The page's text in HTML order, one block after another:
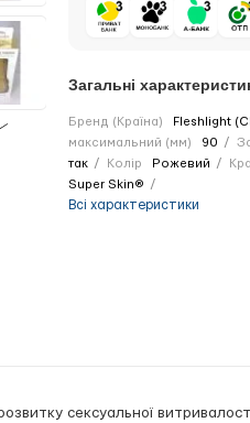
Загальні
Бренд (Країна) Fleshlight
максимальний (мм)
90
так
Колір Рожевий
Super Skin®
Всі характеристики
сексуальної